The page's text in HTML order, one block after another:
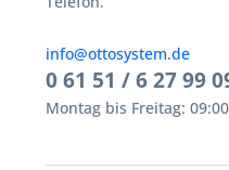
info@ottosystem.de
0 61 51 / 6 27 99
Montag bis Freitag: